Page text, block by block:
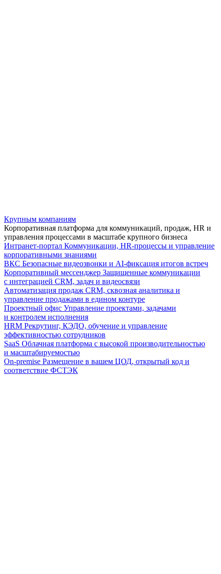
Крупным компаниям
Корпоративная платформа для коммуникаций, продаж, HR и
управления процессами в масштабе крупного бизнеса
Интранет-портал Коммуникации, HR-процессы и управление
корпоративными знаниями
ВКС Безопасные видеозвонки и AI-фиксация итогов встреч
Корпоративный мессенджер Защищенные коммуникации
с интеграцией CRM, задач и видеосвязи
Автоматизация продаж CRM, сквозная аналитика и
управление продажами в едином контуре
Проектный офис Управление проектами, задачами
и контролем исполнения
HRM Рекрутинг, КЭДО, обучение и управление
эффективностью сотрудников
SaaS Облачная платформа с высокой производительностью
и масштабируемостью
On-premise Размещение в вашем ЦОД, открытый код и
соответствие ФСТЭК